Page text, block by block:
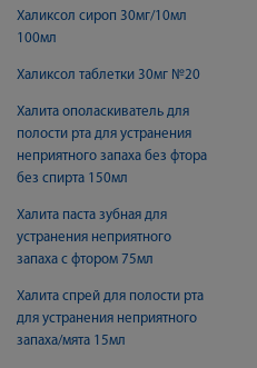
Халиксол сироп 30мг/10мл
100мл
Халиксол таблетки 30мг №20
Халита ополаскиватель для
полости рта для устранения
неприятного запаха без фтора
без спирта 150мл
Халита паста зубная для
устранения неприятного
запаха с фтором 75мл
Халита спрей для полости рта
для устранения неприятного
запаха/мята 15мл